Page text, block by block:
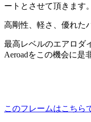
ートとさせて頂きます。
高剛性、軽さ、優れた
最高レベルのエアロダ
Aeroadをこの機会に是
このフレームはこちら